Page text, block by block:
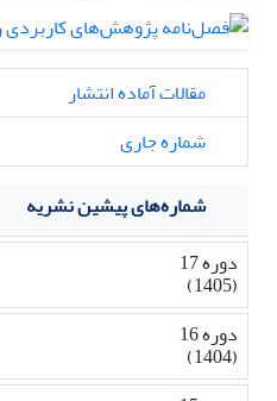
مقالات آماده انتشار
شماره جاری
شماره‌های پیشین نشریه
دوره 17
(1405)
دوره 16
(1404)